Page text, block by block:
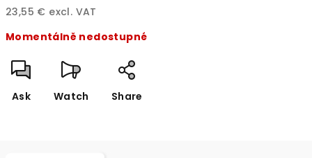
23,55 € excl. VAT
price:
Momentálně nedostupné
Ask Watch Share